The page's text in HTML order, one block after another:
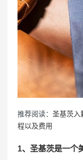
推荐阅读： 圣基茨入
程以及费用
1、圣基茨是一个